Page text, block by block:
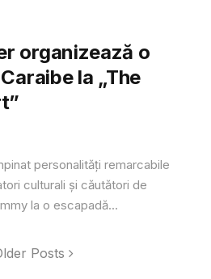
organizează o
la „The
personalități remarcabile
culturali și căutători de
la o escapadă...
Posts